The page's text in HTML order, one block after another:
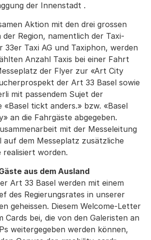
der Innenstadt .
Aktion mit den drei grossen
der Region, namentlich der Taxi-
33er Taxi AG und Taxiphon, werden
Anzahl Taxis bei einer Fahrt
der Flyer zur «Art City
der Art 33 Basel sowie
mit passendem Sujet der
«Basel tickt anders.» bzw. «Basel
an die Fahrgäste abgegeben.
mit der Messeleitung
auf dem Messeplatz zusätzliche
worden.
aus dem Ausland
Art 33 Basel werden mit einem
des Regierungsrates in unserer
geheissen. Diesem Welcome-Letter
Cards bei, die von den Galeristen an
weitergegeben werden können,